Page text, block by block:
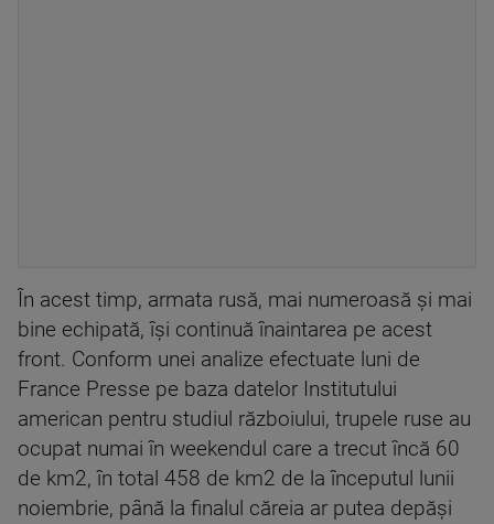
În acest timp, armata rusă, mai numeroasă şi mai
bine echipată, îşi continuă înaintarea pe acest
front. Conform unei analize efectuate luni de
France Presse pe baza datelor Institutului
american pentru studiul războiului, trupele ruse au
ocupat numai în weekendul care a trecut încă 60
de km2, în total 458 de km2 de la începutul lunii
noiembrie, până la finalul căreia ar putea depăşi